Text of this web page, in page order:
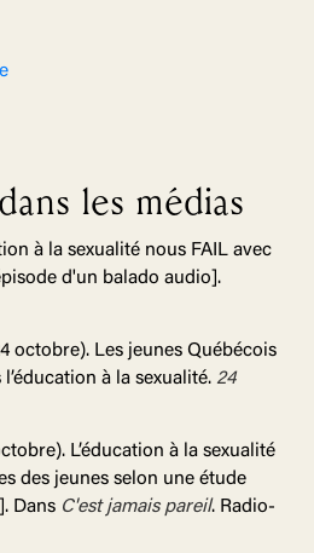
les médias
à la sexualité nous FAIL avec
d'un balado audio].
octobre). Les jeunes Québécois
à la sexualité. 24
L’éducation à la sexualité
des jeunes selon une étude
Dans C'est jamais pareil. Radio-